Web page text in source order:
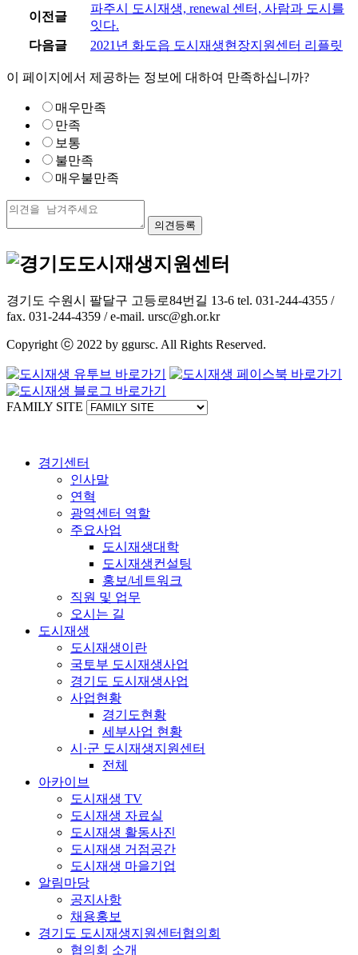
이전글
파주시 도시재생, renewal 센터, 사람과 도시를
잇다.
다음글
2021년 화도읍 도시재생현장지원센터 리플릿
이 페이지에서 제공하는 정보에 대하여 만족하십니까?
매우만족
만족
보통
불만족
매우불만족
경기도 수원시 팔달구 고등로84번길 13-6 tel. 031-244-4355 /
fax. 031-244-4359 / e-mail. ursc@gh.or.kr
Copyright ⓒ 2022 by ggursc. All Rights Reserved.
FAMILY SITE
경기센터
인사말
연혁
광역센터 역할
주요사업
도시재생대학
도시재생컨설팅
홍보/네트워크
직원 및 업무
오시는 길
도시재생
도시재생이란
국토부 도시재생사업
경기도 도시재생사업
사업현황
경기도현황
세부사업 현황
시·군 도시재생지원센터
전체
아카이브
도시재생 TV
도시재생 자료실
도시재생 활동사진
도시재생 거점공간
도시재생 마을기업
알림마당
공지사항
채용홍보
경기도 도시재생지원센터협의회
협의회 소개